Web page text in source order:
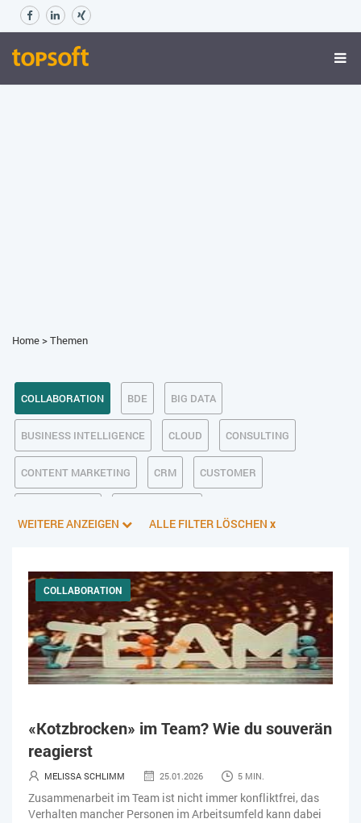
Home>Themen
COLLABORATION BDE BIG DATA
BUSINESS INTELLIGENCE CLOUD CONSULTING
CONTENT MARKETING CRM CUSTOMER
E-BUSINESS ECM/DMS E-COMMERCE EINKAUF
ERP FALLSTUDIEN FERTIGUNG FINANZSOFTWARE
HANDEL HR INDUSTRIE 4.0
IT-JOBS IT-SERVICE MANAGEMENT KI IM ERP
KÜNSTLICHE INTELLIGENZ
MACHINE LEARNING MANAGEMENT & FÜHRUNG
WEITERE ANZEIGEN ALLE FILTER LÖSCHEN x
COLLABORATION
«Kotzbrocken» im Team? Wie du souverän
reagierst
MELISSA SCHLIMM 25.01.2026 5 MIN.
Zusammenarbeit im Team ist nicht immer konfliktfrei, das
Verhalten mancher Personen im Arbeitsumfeld kann dabei